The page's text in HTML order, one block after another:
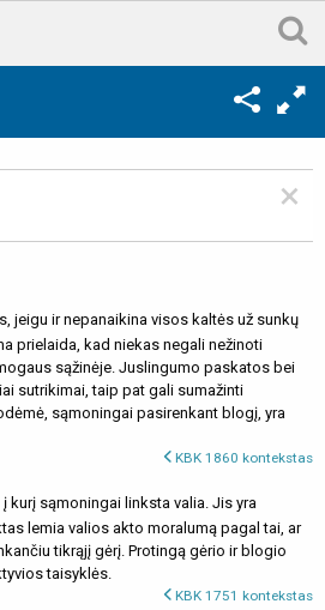
×
jeigu ir nepanaikina visos kaltės už sunkų
prielaida, kad niekas negali nežinoti
sąžinėje. Juslingumo paskatos bei
sutrikimai, taip pat gali sumažinti
sąmoningai pasirenkant blogį, yra
KBK 1860 kontekstas
kurį sąmoningai linksta valia. Jis yra
lemia valios akto moralumą pagal tai, ar
tikrąjį gėrį. Protingą gėrio ir blogio
taisyklės.
KBK 1751 kontekstas